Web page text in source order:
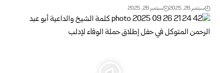
سبتمبر 26, 2025 سبتمبر 26, 2025